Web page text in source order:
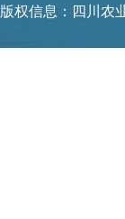
版权信息：四川农